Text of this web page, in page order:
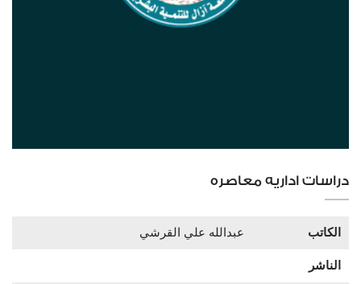
دراسات اداريه معاصره
الكاتب عبدالله علي القرشي
الناشر